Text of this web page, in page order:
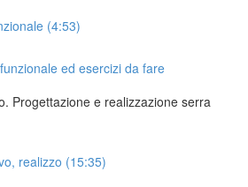
(4:53)
ed esercizi da fare
Progettazione e realizzazione serra
realizzo (15:35)